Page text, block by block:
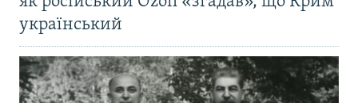
український